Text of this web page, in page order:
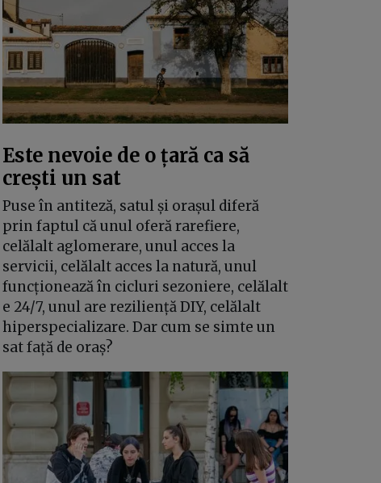
Este nevoie de o țară ca să
crești un sat
Puse în antiteză, satul și orașul diferă
prin faptul că unul oferă rarefiere,
celălalt aglomerare, unul acces la
servicii, celălalt acces la natură, unul
funcționează în cicluri sezoniere, celălalt
e 24/7, unul are reziliență DIY, celălalt
hiperspecializare. Dar cum se simte un
sat față de oraș?